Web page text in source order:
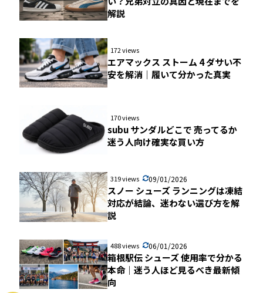
解説
172 views
エアマックス ストーム 4 ダサい不
安を解消｜履いて分かった真実
170 views
subu サンダルどこで 売ってるか
迷う人向け確実な買い方
319 views 09/01/2026
スノー シューズ ランニングは凍結
対応が結論、迷わない選び方を解
説
488 views 06/01/2026
箱根駅伝 シューズ 使用率で分かる
本命｜迷う人ほど見るべき最新傾
向